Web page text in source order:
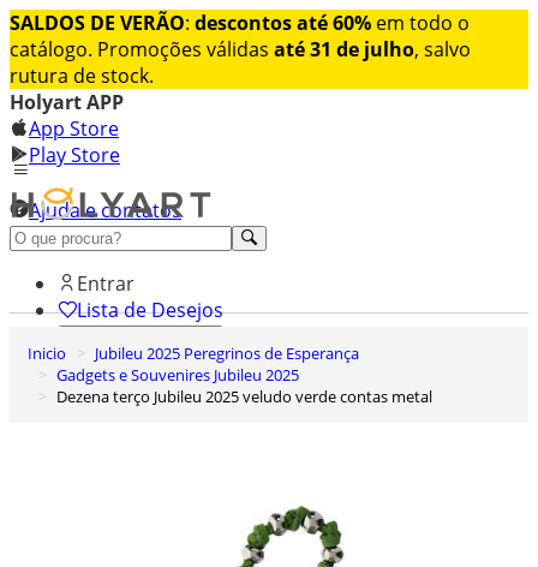
SALDOS DE VERÃO: descontos até 60% em todo o
catálogo. Promoções válidas até 31 de julho, salvo
rutura de stock.
Holyart APP
App Store
Play Store
Ajuda e contatos
Conheça premium
Entrar
Lista de Desejos
0
Carrinho de Compras
Inicio
Jubileu 2025 Peregrinos de Esperança
Gadgets e Souvenires Jubileu 2025
Dezena terço Jubileu 2025 veludo verde contas metal